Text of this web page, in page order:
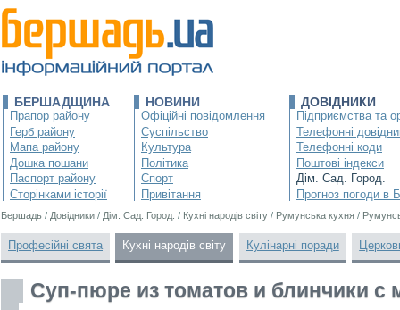
БЕРШАДЩИНА
Прапор району
Герб району
Мапа району
Дошка пошани
Паспорт району
Сторінками історії
НОВИНИ
Офіційні повідомлення
Суспільство
Культура
Політика
Спорт
Привітання
ДОВІДНИКИ
Підприємства та
Телефонні
Телефонні коди
Поштові індекси
Дім. Сад. Город.
Прогноз погоди в
Бершадь / Довідники / Дім. Сад. Город. / Кухні народів світу / Румунська кухня /
Професійні свята Кухні народів світу Кулінарні поради
Суп-пюре из томатов и блинчики с